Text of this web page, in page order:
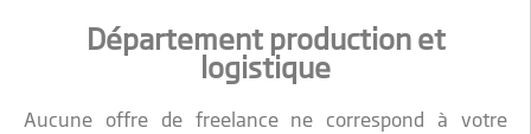
Département production et
logistique
Aucune offre de freelance ne correspond à votre